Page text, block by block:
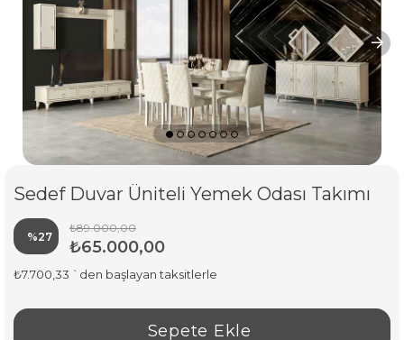
Sedef Duvar Üniteli Yemek Odası Takımı
%27
İndirim
₺89.000,00
₺65.000,00
₺7.700,33 `den başlayan taksitlerle